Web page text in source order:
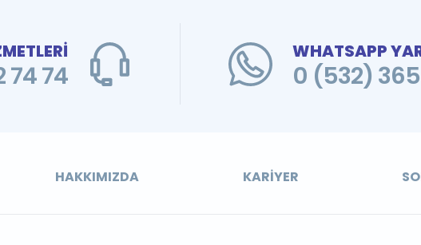
74
WHATSAPP
0 (532)
HAKKIMIZDA KARIYER